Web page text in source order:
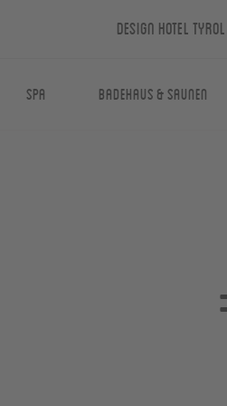
Design Hotel Tyrol
Spa Badehaus & Saunen